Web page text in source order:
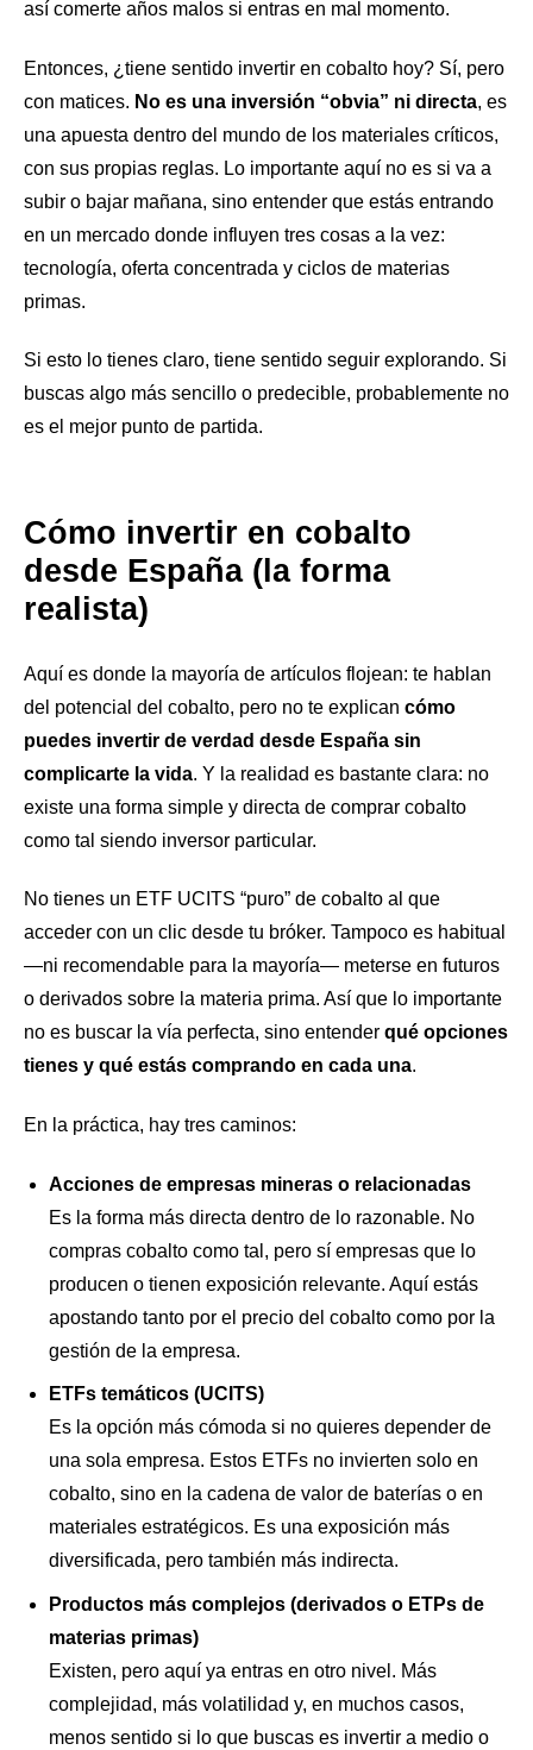
así comerte años malos si entras en mal momento.
Entonces, ¿tiene sentido invertir en cobalto hoy? Sí, pero
con matices. No es una inversión “obvia” ni directa, es
una apuesta dentro del mundo de los materiales críticos,
con sus propias reglas. Lo importante aquí no es si va a
subir o bajar mañana, sino entender que estás entrando
en un mercado donde influyen tres cosas a la vez:
tecnología, oferta concentrada y ciclos de materias
primas.
Si esto lo tienes claro, tiene sentido seguir explorando. Si
buscas algo más sencillo o predecible, probablemente no
es el mejor punto de partida.
Cómo invertir en cobalto
desde España (la forma
realista)
Aquí es donde la mayoría de artículos flojean: te hablan
del potencial del cobalto, pero no te explican cómo
puedes invertir de verdad desde España sin
complicarte la vida. Y la realidad es bastante clara: no
existe una forma simple y directa de comprar cobalto
como tal siendo inversor particular.
No tienes un ETF UCITS “puro” de cobalto al que
acceder con un clic desde tu bróker. Tampoco es habitual
—ni recomendable para la mayoría— meterse en futuros
o derivados sobre la materia prima. Así que lo importante
no es buscar la vía perfecta, sino entender qué opciones
tienes y qué estás comprando en cada una.
En la práctica, hay tres caminos:
Acciones de empresas mineras o relacionadas
Es la forma más directa dentro de lo razonable. No
compras cobalto como tal, pero sí empresas que lo
producen o tienen exposición relevante. Aquí estás
apostando tanto por el precio del cobalto como por la
gestión de la empresa.
ETFs temáticos (UCITS)
Es la opción más cómoda si no quieres depender de
una sola empresa. Estos ETFs no invierten solo en
cobalto, sino en la cadena de valor de baterías o en
materiales estratégicos. Es una exposición más
diversificada, pero también más indirecta.
Productos más complejos (derivados o ETPs de
materias primas)
Existen, pero aquí ya entras en otro nivel. Más
complejidad, más volatilidad y, en muchos casos,
menos sentido si lo que buscas es invertir a medio o